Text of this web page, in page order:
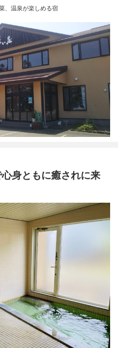
、温泉が楽しめる宿
身ともに癒されに来